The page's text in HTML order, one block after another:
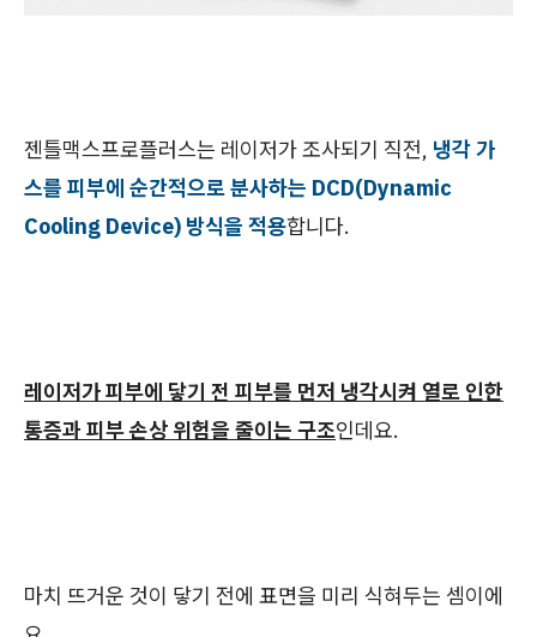
젠틀맥스프로플러스는 레이저가 조사되기 직전, 냉각 가
스를 피부에 순간적으로 분사하는 DCD(Dynamic
Cooling Device) 방식을 적용합니다.
레이저가 피부에 닿기 전 피부를 먼저 냉각시켜 열로 인한
통증과 피부 손상 위험을 줄이는 구조인데요.
마치 뜨거운 것이 닿기 전에 표면을 미리 식혀두는 셈이에